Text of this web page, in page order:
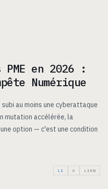
en 2026 :
Numérique
au moins une cyberattaque
mutation accélérée, la
option — c'est une condition
LI X LIEN